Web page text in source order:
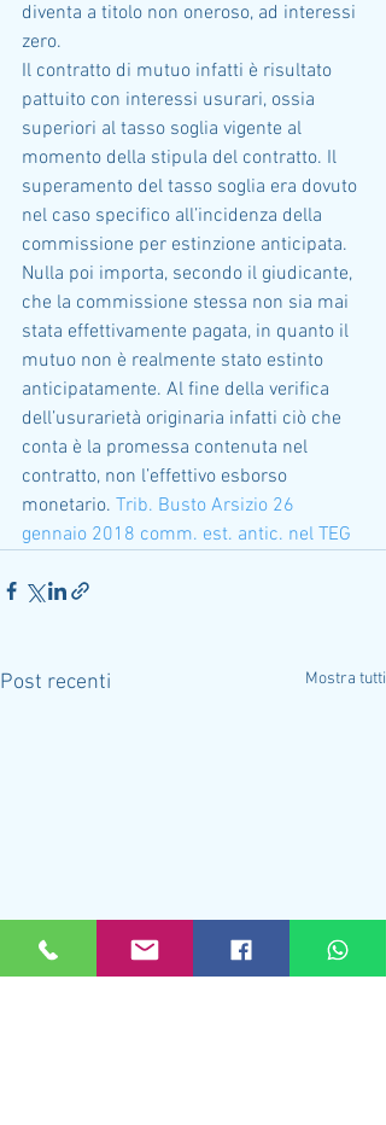
diventa a titolo non oneroso, ad interessi
zero.
Il contratto di mutuo infatti è risultato
pattuito con interessi usurari, ossia
superiori al tasso soglia vigente al
momento della stipula del contratto. Il
superamento del tasso soglia era dovuto
nel caso specifico all’incidenza della
commissione per estinzione anticipata.
Nulla poi importa, secondo il giudicante,
che la commissione stessa non sia mai
stata effettivamente pagata, in quanto il
mutuo non è realmente stato estinto
anticipatamente. Al fine della verifica
dell’usurarietà originaria infatti ciò che
conta è la promessa contenuta nel
contratto, non l’effettivo esborso
monetario. Trib. Busto Arsizio 26
gennaio 2018 comm. est. antic. nel TEG
Post recenti Mostra tutti